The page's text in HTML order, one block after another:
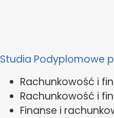
Studia Podyplomowe
Rachunkowość i
Rachunkowość i
Finanse i